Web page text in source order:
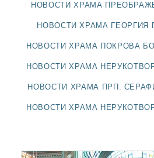
БЛАГОЧИНИЕ
НОВОСТИ ХРАМА
НОВОСТИ ХРАМА ГЕОРГИЯ
НОВОСТИ ХРАМА ПОКРОВА
НОВОСТИ ХРАМА
НОВОСТИ ХРАМА ПРП.
НОВОСТИ ХРАМА